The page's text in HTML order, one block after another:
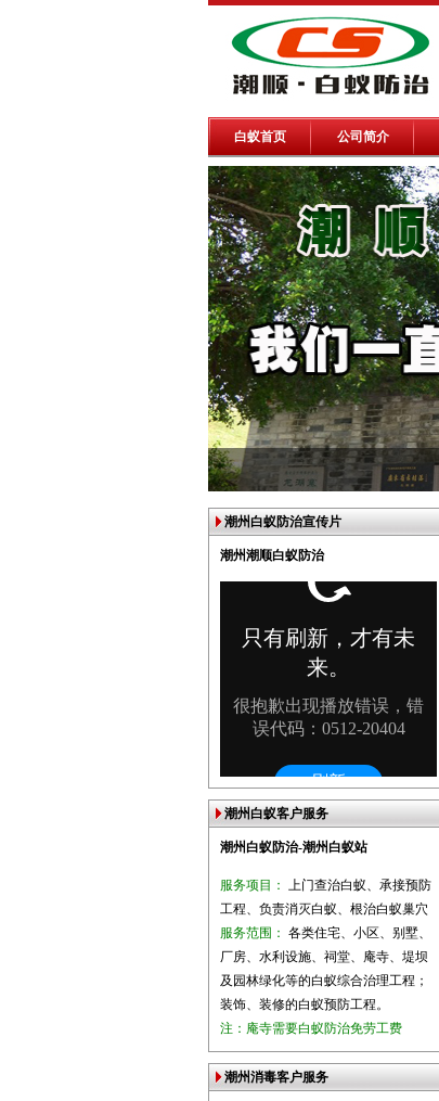
白蚁首页 公司简介
潮州白蚁防治宣传片
潮州潮顺白蚁防治
潮州白蚁客户服务
潮州白蚁防治-潮州白蚁站
服务项目： 上门查治白蚁、承接预防
工程、负责消灭白蚁、根治白蚁巢穴
服务范围： 各类住宅、小区、别墅、
厂房、水利设施、祠堂、庵寺、堤坝
及园林绿化等的白蚁综合治理工程；
装饰、装修的白蚁预防工程。
注：庵寺需要白蚁防治免劳工费
潮州消毒客户服务